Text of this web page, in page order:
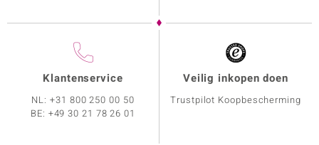
Klantenservice
NL:+31 800 250 00 50
BE: +49 30 21 78 26 01
Veilig inkopen doen
Trustpilot Koopbescherming